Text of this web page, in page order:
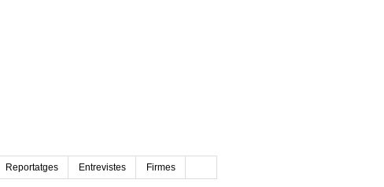
Reportatges Entrevistes Firmes